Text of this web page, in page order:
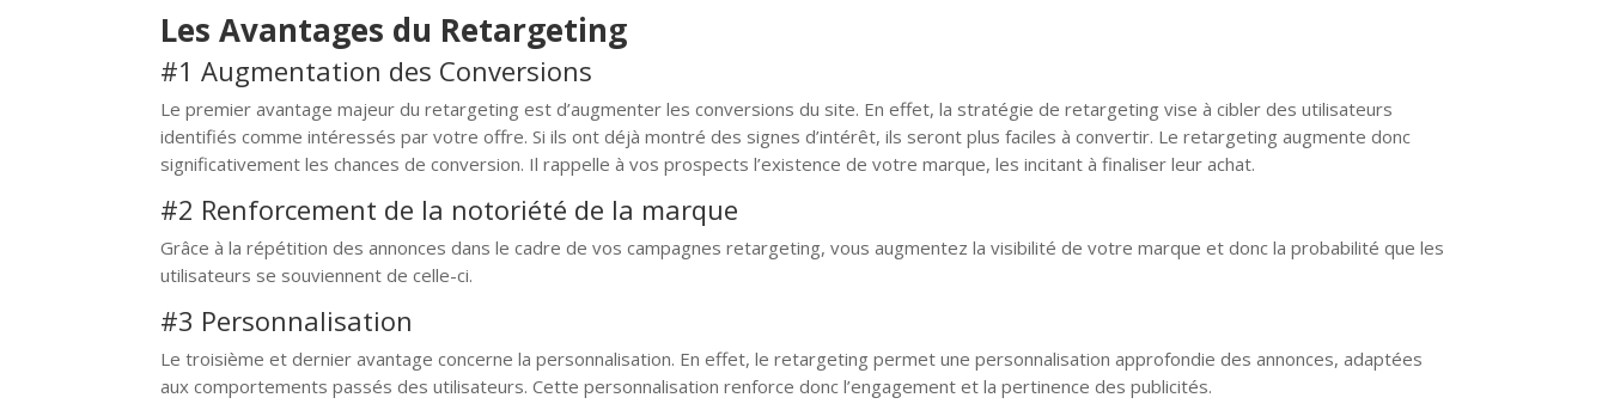
Les Avantages du Retargeting
#1 Augmentation des Conversions
Le premier avantage majeur du retargeting est d’augmenter les conversions du site. En effet, la stratégie de retargeting vise à cibler des utilisateurs
identifiés comme intéressés par votre offre. Si ils ont déjà montré des signes d’intérêt, ils seront plus faciles à convertir. Le retargeting augmente donc
significativement les chances de conversion. Il rappelle à vos prospects l’existence de votre marque, les incitant à finaliser leur achat.
#2 Renforcement de la notoriété de la marque
Grâce à la répétition des annonces dans le cadre de vos campagnes retargeting, vous augmentez la visibilité de votre marque et donc la probabilité que les
utilisateurs se souviennent de celle-ci.
#3 Personnalisation
Le troisième et dernier avantage concerne la personnalisation. En effet, le retargeting permet une personnalisation approfondie des annonces, adaptées
aux comportements passés des utilisateurs. Cette personnalisation renforce donc l’engagement et la pertinence des publicités.